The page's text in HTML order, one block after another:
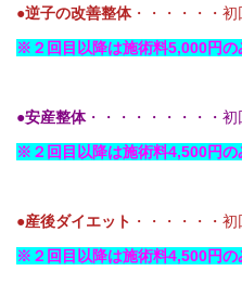
●逆子の改善整体・・・・・・
※２回目以降は施術料5,000円の
●安産整体・・・・・・・・・
※２回目以降は施術料4,500円の
●産後ダイエット ・・・・・・
※２回目以降は施術料4,500円の